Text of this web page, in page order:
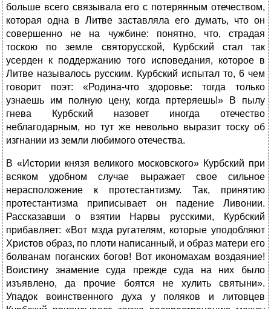
больше всего связывала его с потерянным отечеством,
которая одна в Литве заставляла его думать, что он
совершенно не на чужбине: понятно, что, страдая
тоскою по земле святорусской, Курбский стал так
усерден к поддержанию того исповедания, которое в
Литве называлось русским. Курбский испытал то, 6 чем
говорит поэт: «Родина-что здоровье: тогда только
узнаешь им полную цену, когда пртеряешь!» В пылу
гнева Курбский назовет иногда отечество
неблагодарным, но тут же невольно выразит тоску об
изгнании из земли любимого отечества.
В «Истории князя великого московского» Курбский при
всяком удобном случае выражает свое сильное
нерасположение к протестантизму. Так, принятию
протестантизма приписывает он падение Ливонии.
Рассказавши о взятии Нарвы русскими, Курбский
прибавляет: «Вот мзда ругателям, которые уподобляют
Христов образ, по плоти написанный, и образ матери его
болванам поганских богов! Вот икономахам воздаяние!
Воистину знамение суда прежде суда на них было
изъявлено, да прочие боятся не хулить святыни».
Упадок воинственного духа у поляков и литовцев